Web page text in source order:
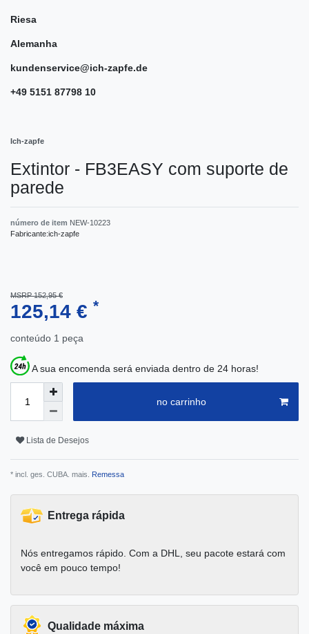
Riesa
Alemanha
kundenservice@ich-zapfe.de
+49 5151 87798 10
Ich-zapfe
Extintor - FB3EASY com suporte de
parede
número de item NEW-10223
Fabricante:ich-zapfe
MSRP 152,95 €
125,14 € *
conteúdo 1 peça
A sua encomenda será enviada dentro de 24 horas!
no carrinho
Lista de Desejos
* incl. ges. CUBA. mais. Remessa
Entrega rápida
Nós entregamos rápido. Com a DHL, seu pacote estará com
você em pouco tempo!
Qualidade máxima